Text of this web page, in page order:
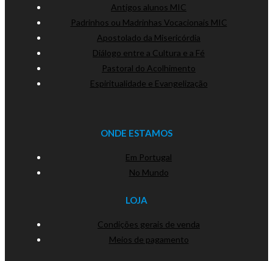
Antigos alunos MIC
Padrinhos ou Madrinhas Vocacionais MIC
Apostolado da Misericórdia
Diálogo entre a Cultura e a Fé
Pastoral do Acolhimento
Espiritualidade e Evangelização
ONDE ESTAMOS
Em Portugal
No Mundo
LOJA
Condições gerais de venda
Meios de pagamento